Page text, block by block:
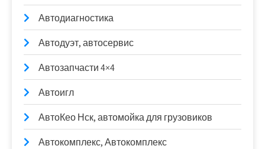
Автодиагностика
Автодуэт, автосервис
Автозапчасти 4×4
Автоигл
АвтоКео Нск, автомойка для грузовиков
Автокомплекс, Автокомплекс